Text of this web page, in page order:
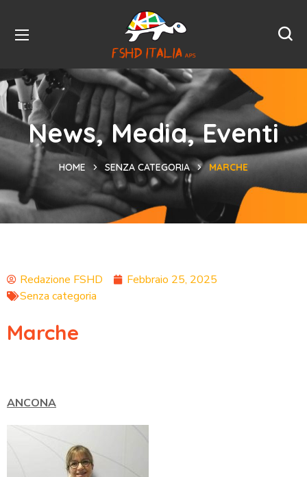
News, Media, Eventi
HOME SENZA CATEGORIA MARCHE
Redazione FSHD
Febbraio 25, 2025
Senza categoria
Marche
ANCONA